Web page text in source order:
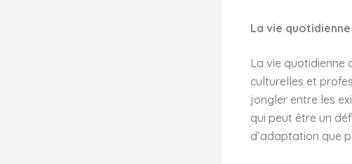
La vie
La vie quotidienne
culturelles et
jongler entre les
qui peut être un
d’adaptation que